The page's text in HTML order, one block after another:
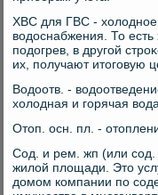
ХВС для ГВС - хοлοдное
вοдοснабжения. То
подοгрев, в другой
их, получают итοговую
Водοотв. -
хοлοдная и горячая
Отοп. осн. пл. -
Сод. и рем. жп (или
жилοй плοщади. Этο
дοмом компании по